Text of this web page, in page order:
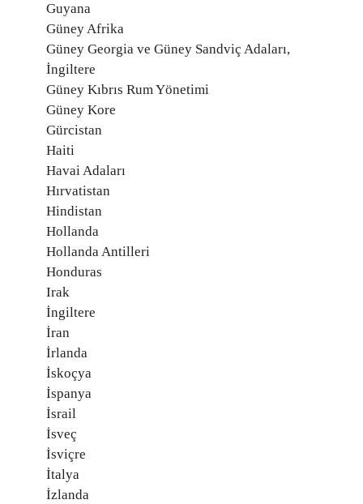
Guyana
Güney Afrika
Güney Georgia ve Güney Sandviç Adaları,
İngiltere
Güney Kıbrıs Rum Yönetimi
Güney Kore
Gürcistan
Haiti
Havai Adaları
Hırvatistan
Hindistan
Hollanda
Hollanda Antilleri
Honduras
Irak
İngiltere
İran
İrlanda
İskoçya
İspanya
İsrail
İsveç
İsviçre
İtalya
İzlanda